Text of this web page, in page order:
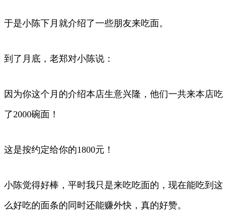
于是小陈下月就介绍了一些朋友来吃面。
到了月底，老郑对小陈说：
因为你这个月的介绍本店生意兴隆，他们一共来本店吃
了2000碗面！
这是按约定给你的1800元！
小陈觉得好棒，平时我只是来吃吃面的，现在能吃到这
么好吃的面条的同时还能赚外快，真的好赞。